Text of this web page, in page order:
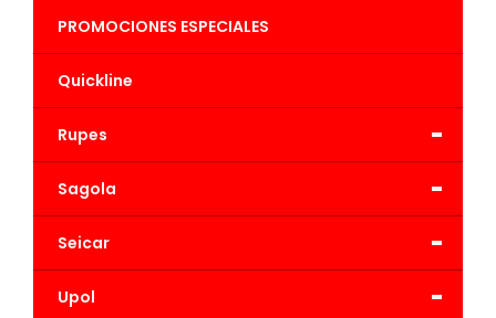
PROMOCIONES ESPECIALES
Quickline
-
Rupes
-
Sagola
-
Seicar
-
Upol